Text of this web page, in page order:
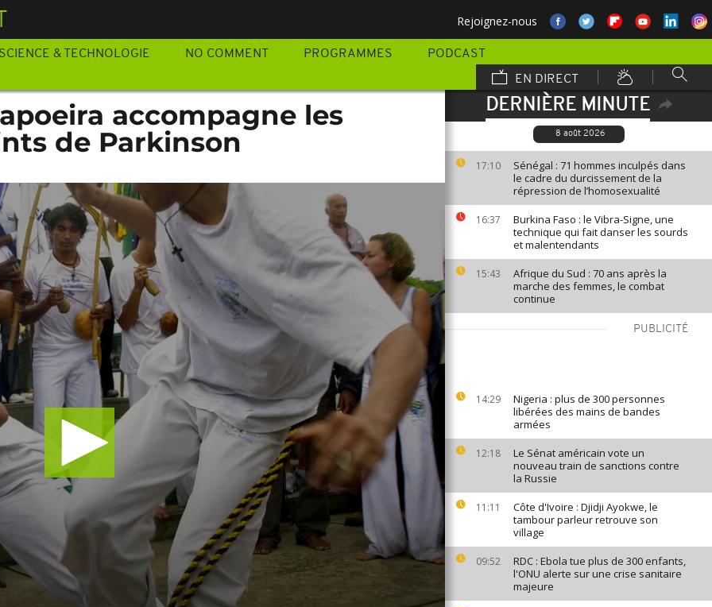
Rejoignez-nous
SCIENCE & TECHNOLOGIE NO COMMENT PROGRAMMES
PODCAST
EN DIRECT
DERNIÈRE MINUTE
8 août 2026
17:10
Sénégal : 71 hommes inculpés dans
le cadre du durcissement de la
répression de l’homosexualité
16:37
Burkina Faso : le Vibra-Signe, une
technique qui fait danser les sourds
et malentendants
15:43
Afrique du Sud : 70 ans après la
marche des femmes, le combat
continue
PUBLICITÉ
14:29
Nigeria : plus de 300 personnes
libérées des mains de bandes
armées
12:18
Le Sénat américain vote un
nouveau train de sanctions contre
la Russie
11:11
Côte d'Ivoire : Djidji Ayokwe, le
tambour parleur retrouve son
village
09:52
RDC : Ebola tue plus de 300 enfants,
l'ONU alerte sur une crise sanitaire
majeure
accompagne les
de Parkinson